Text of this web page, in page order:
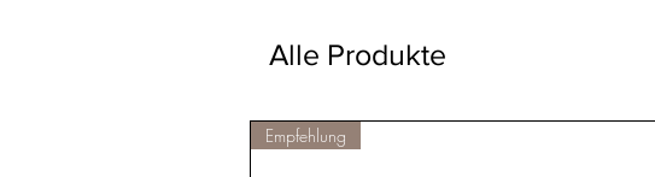
Alle Produkte
Empfehlung